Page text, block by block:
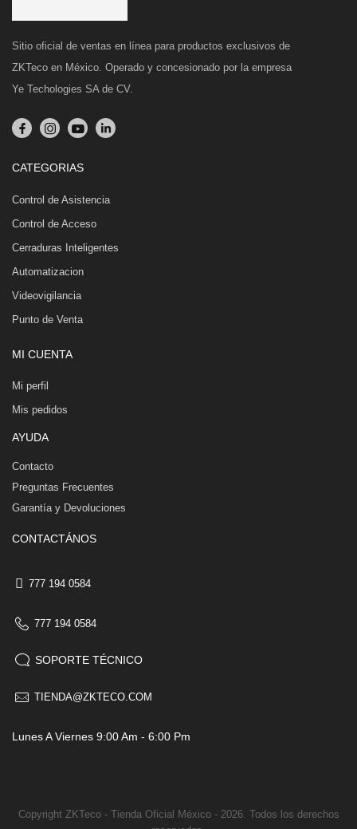
Sitio oficial de ventas en línea para productos exclusivos de
ZKTeco en México. Operado y concesionado por la empresa
Ye Techologies SA de CV.
CATEGORIAS
Control de Asistencia
Control de Acceso
Cerraduras Inteligentes
Automatizacion
Videovigilancia
Punto de Venta
MI CUENTA
Mi perfil
Mis pedidos
AYUDA
Contacto
Preguntas Frecuentes
Garantía y Devoluciones
CONTACTÁNOS
777 194 0584
777 194 0584
SOPORTE TÉCNICO
TIENDA@ZKTECO.COM
Lunes A Viernes 9:00 Am - 6:00 Pm
Copyright ZKTeco - Tienda Oficial México - 2026. Todos los derechos